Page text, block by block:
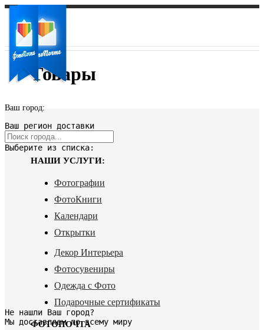
Ваш город:
Ваш регион доставки
Выберите из списка:
Не нашли Ваш город?
Мы доставляем по всему миру
Товары
НАШИ УСЛУГИ:
Фотографии
ФотоКниги
Календари
Открытки
Декор Интерьера
Фотосувениры
Одежда с Фото
Подарочные сертификаты
ФОТОПОЧТА